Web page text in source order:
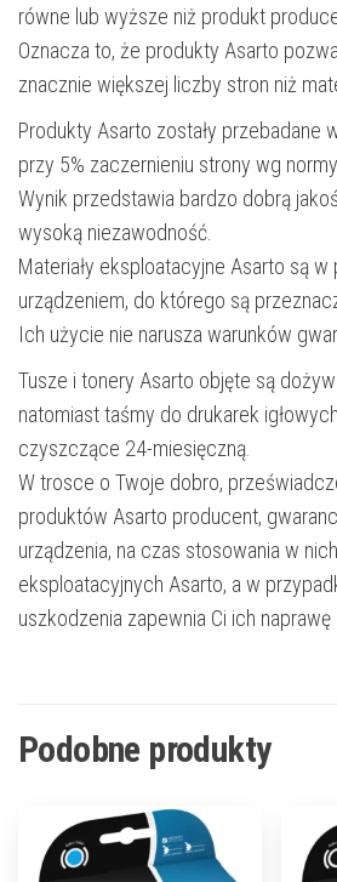
równe lub wyższe niż produkt
Oznacza to, że produkty Asarto
znacznie większej liczby stron niż
Produkty Asarto zostały przebadane
przy 5% zaczernieniu strony wg
Wynik przedstawia bardzo dobrą
wysoką niezawodność.
Materiały eksploatacyjne Asarto są w
urządzeniem, do którego są
Ich użycie nie narusza warunków
Tusze i tonery Asarto objęte są
natomiast taśmy do drukarek
czyszczące 24-miesięczną.
W trosce o Twoje dobro,
produktów Asarto producent,
urządzenia, na czas stosowania w
eksploatacyjnych Asarto, a w
uszkodzenia zapewnia Ci ich naprawę
Podobne produkty